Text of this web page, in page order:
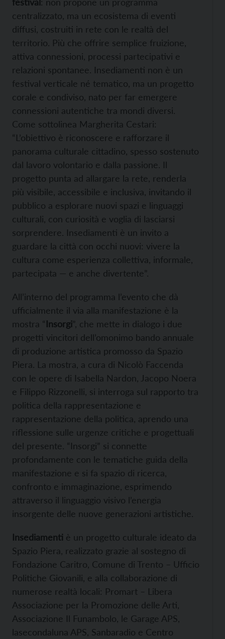
centralizzato, ma un ecosistema di eventi
diffusi, costruiti in rete con le realtà del
territorio. Più che offrire semplice fruizione,
attiva connessioni, processi partecipativi e
relazioni spontanee. Insediamenti non è un
festival verticale né tematico, ma un progetto
corale e condiviso, nato per far emergere
connessioni autentiche tra mondi diversi.
Come sottolinea Margherita Cestari:
“L’obiettivo è riconoscere e rafforzare il
panorama culturale cittadino, spesso sostenuto
dal lavoro volontario e dalla passione. Il
progetto punta ad allargare la rete, renderla
più visibile, accessibile e inclusiva, invitando il
pubblico a esplorare nuovi spazi e linguaggi
culturali, con curiosità e voglia di lasciarsi
sorprendere. Insediamenti è un invito a
guardare la città con occhi nuovi: vivere la
cultura come esperienza collettiva, informale,
partecipata — e anche divertente”.
All’interno del programma l’evento che dà
ufficialmente il via alla manifestazione è la
mostra “Insorgi”, che mette in dialogo i due
progetti vincitori dell’omonimo bando annuale
di produzione artistica promosso da Spazio
Piera. La mostra, a cura di Nicolò Faccenda
con le opere di Isabella Nardon, Jacopo Noera
e Filippo Rizzonelli, si interroga sul rapporto tra
politica della rappresentazione e
rappresentazione della politica, aprendo una
riflessione sulle urgenze critiche e progettuali
del presente. “Insorgi” si connette
profondamente con le tematiche guida della
manifestazione e si fa spazio di ricerca,
confronto e immaginazione, esprimendo
attraverso il linguaggio visivo l’energia
insorgente delle nuove generazioni artistiche.
Insediamenti è un progetto culturale ideato da
Spazio Piera, realizzato grazie al sostegno di
Fondazione Caritro, Comune di Trento – Ufficio
Politiche Giovanili, e alla collaborazione di
numerose realtà locali: Promart – Libera
Associazione per la Promozione delle Arti,
Associazione Il Funambolo, le Garage APS,
lasecondaluna APS, Sanbaradio e Centro